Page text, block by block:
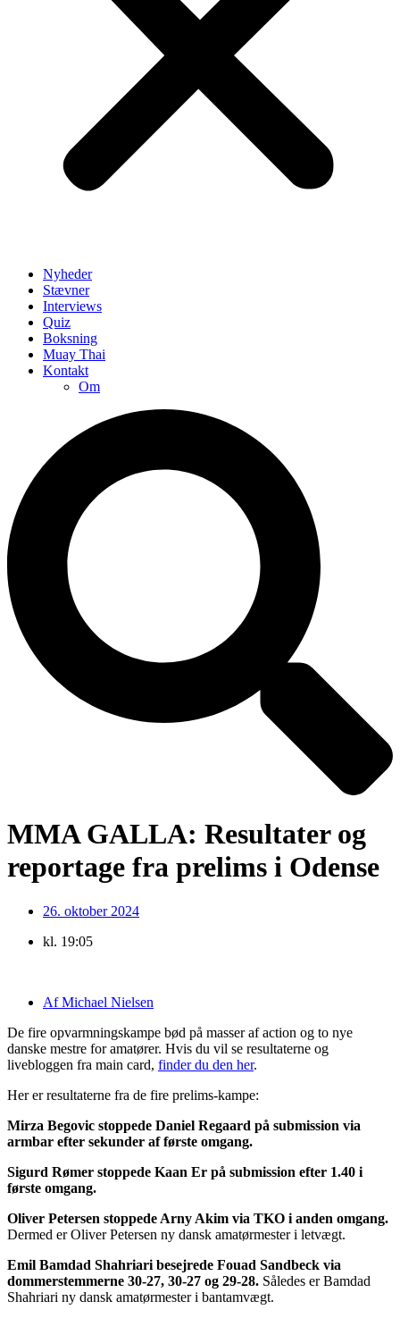
Nyheder
Stævner
Interviews
Quiz
Boksning
Muay Thai
Kontakt
Om
MMA GALLA: Resultater og
reportage fra prelims i Odense
26. oktober 2024
kl. 19:05
AfMichael Nielsen
De fire opvarmningskampe bød på masser af action og to nye
danske mestre for amatører. Hvis du vil se resultaterne og
livebloggen fra main card, finder du den her.
Her er resultaterne fra de fire prelims-kampe:
Mirza Begovic stoppede Daniel Regaard på submission via
armbar efter sekunder af første omgang.
Sigurd Rømer stoppede Kaan Er på submission efter 1.40 i
første omgang.
Oliver Petersen stoppede Arny Akim via TKO i anden omgang.
Dermed er Oliver Petersen ny dansk amatørmester i letvægt.
Emil Bamdad Shahriari besejrede Fouad Sandbeck via
dommerstemmerne 30-27, 30-27 og 29-28. Således er Bamdad
Shahriari ny dansk amatørmester i bantamvægt.